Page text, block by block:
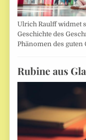
Ulrich Raulff widmet
Geschichte des
Phänomen des
Rubine aus